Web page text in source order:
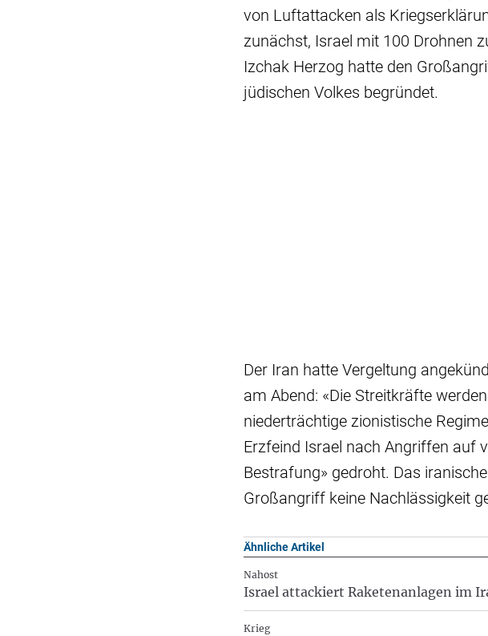
von Luftattacken als
zunächst, Israel mit 100 Drohnen
Izchak Herzog hatte den
jüdischen Volkes begründet.
Der Iran hatte Vergeltung
am Abend: «Die Streitkräfte
niederträchtige zionistische
Erzfeind Israel nach Angriffen auf
Bestrafung» gedroht. Das
Großangriff keine Nachlässigkeit
Ähnliche Artikel
Nahost
Israel attackiert Raketenanlagen im
Krieg